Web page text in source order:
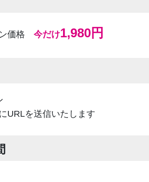
価格 今だけ1,980円
URLを送信いたします